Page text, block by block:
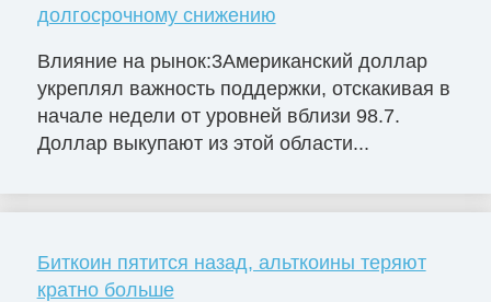
долгосрочному снижению
Влияние на рынок:3Американский доллар
укреплял важность поддержки, отскакивая в
начале недели от уровней вблизи 98.7.
Доллар выкупают из этой области...
Биткоин пятится назад, альткоины теряют
кратно больше